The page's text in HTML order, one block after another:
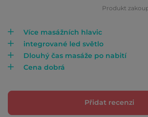
Produkt
Více masážních hlavic
integrované led světlo
Dlouhý čas masáže po nabití
Cena dobrá
Přidat recenzi